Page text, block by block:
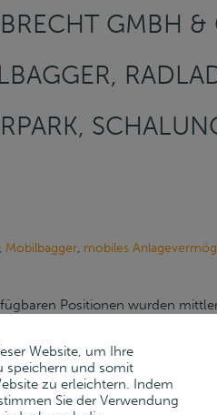
GMBH
, Mobilbagger, mobiles
Positionen wurden
Im Auftrag der
Anlagen der
unserer Auktionsplattform.
Website, um Ihre
speichern und somit
zu erleichtern. Indem
Sie der Verwendung